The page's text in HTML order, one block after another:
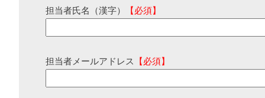
担当者氏名（漢字） 【必須】
担当者メールアドレス 【必須】